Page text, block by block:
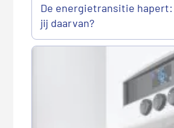
De energietransitie
jij daarvan?